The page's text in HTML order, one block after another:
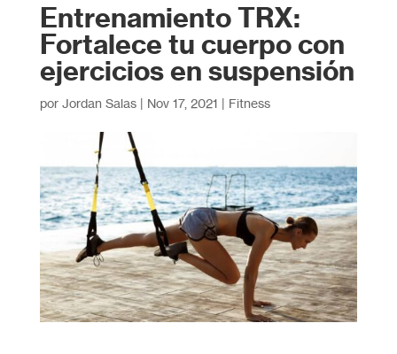
Entrenamiento TRX:
Fortalece tu cuerpo con
ejercicios en suspensión
por Jordan Salas| Nov 17, 2021 | Fitness